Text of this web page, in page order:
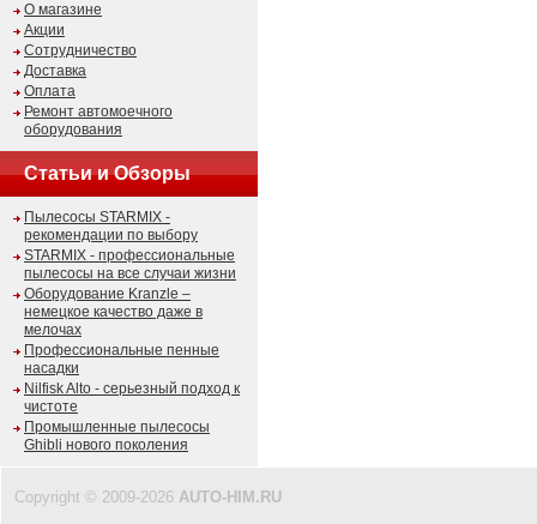
О магазине
Акции
Сотрудничество
Доставка
Оплата
Ремонт автомоечного
оборудования
Статьи и Обзоры
Пылесосы STARMIX -
рекомендации по выбору
STARMIX - профессиональные
пылесосы на все случаи жизни
Оборудование Kranzle –
немецкое качество даже в
мелочах
Профессиональные пенные
насадки
Nilfisk Alto - серьезный подход к
чистоте
Промышленные пылесосы
Ghibli нового поколения
Copyright © 2009-2026 AUTO-HIM.RU